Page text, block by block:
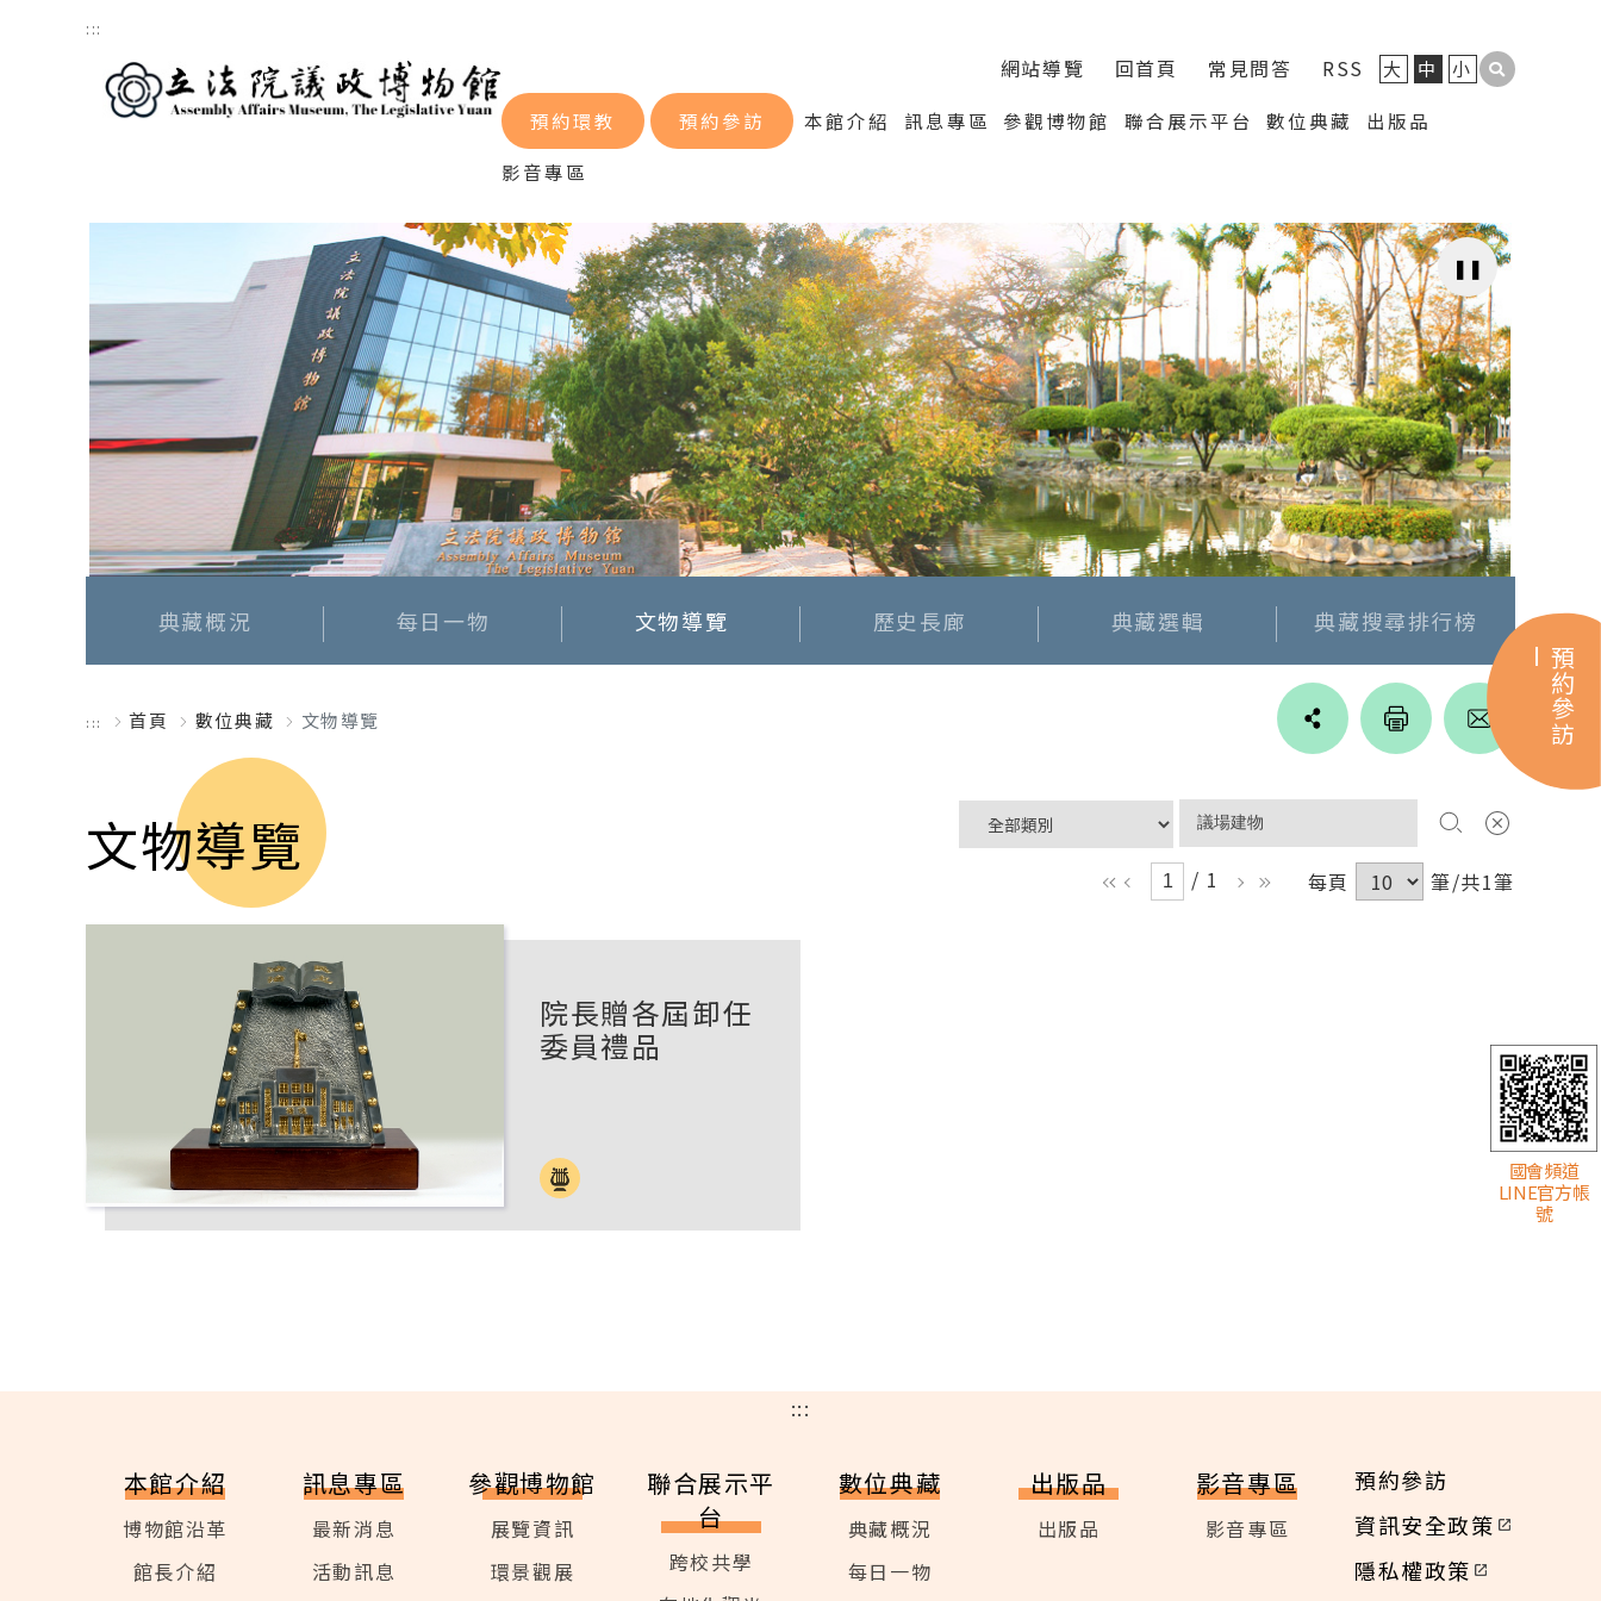
跳到主要內容區塊
:::
網站導覽 回首頁 常見問答 RSS 大 中 小
預約環教 預約參訪 本館介紹 訊息專區 參觀博物館 聯合展示平台 數位典藏
出版品
影音專區
典藏概況 每日一物 文物導覽 歷史長廊 典藏選輯 典藏搜尋排行榜
::: 首頁 數位典藏 文物導覽 Line
blogger
文物導覽 / 1 每頁 筆/共1筆
院長贈各屆卸任
委員禮品
:::
本館介紹
博物館沿革
館長介紹
訊息專區
最新消息
活動訊息
參觀博物館
展覽資訊
環景觀展
聯合展示平
台
跨校共學
數位典藏
典藏概況
每日一物
出版品
出版品
影音專區
影音專區
預約參訪
資訊安全政策
隱私權政策
預約參訪
國會頻道
LINE官方帳
號